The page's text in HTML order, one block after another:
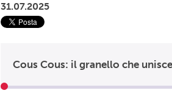
31.07.2025
Cous Cous: il granello che